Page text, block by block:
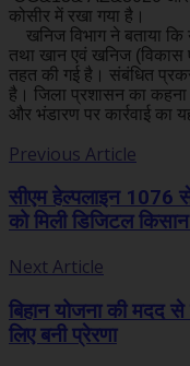
कोसीर में रखा गया है।
खनिज विभाग ने बताया कि
तथा खान एवं खनिज (विकास
तहत की गई है। संबंधित
है। जिला प्रशासन का
और भंडारण पर कार्रवाई का
Previous Article
सीएम हेल्पलाइन 1076
को मिली डिजिटल
Next Article
बिहान योजना की मदद
लिए बनी प्रेरणा